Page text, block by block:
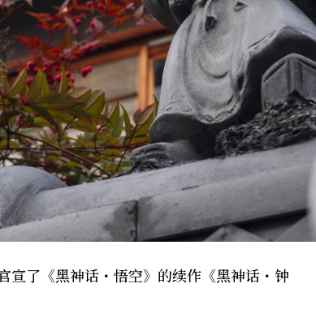
宣了《黑神话・悟空》的续作《黑神话・钟